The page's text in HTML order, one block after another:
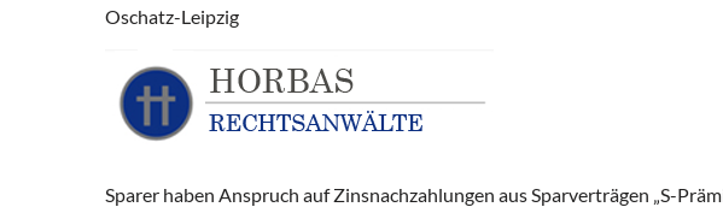
Oschatz-Leipzig
Sparer haben Anspruch auf Zinsnachzahlungen aus Sparverträgen „S-